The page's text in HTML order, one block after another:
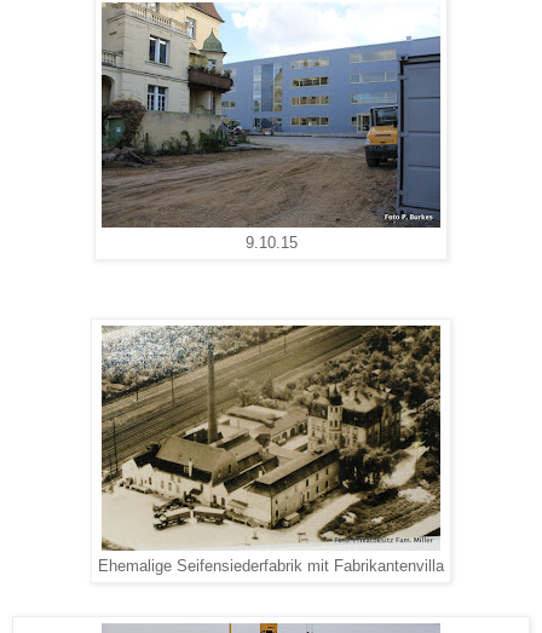
9.10.15
Ehemalige Seifensiederfabrik mit Fabrikantenvilla